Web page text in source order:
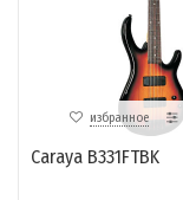
избранное
Caraya B331FTBK